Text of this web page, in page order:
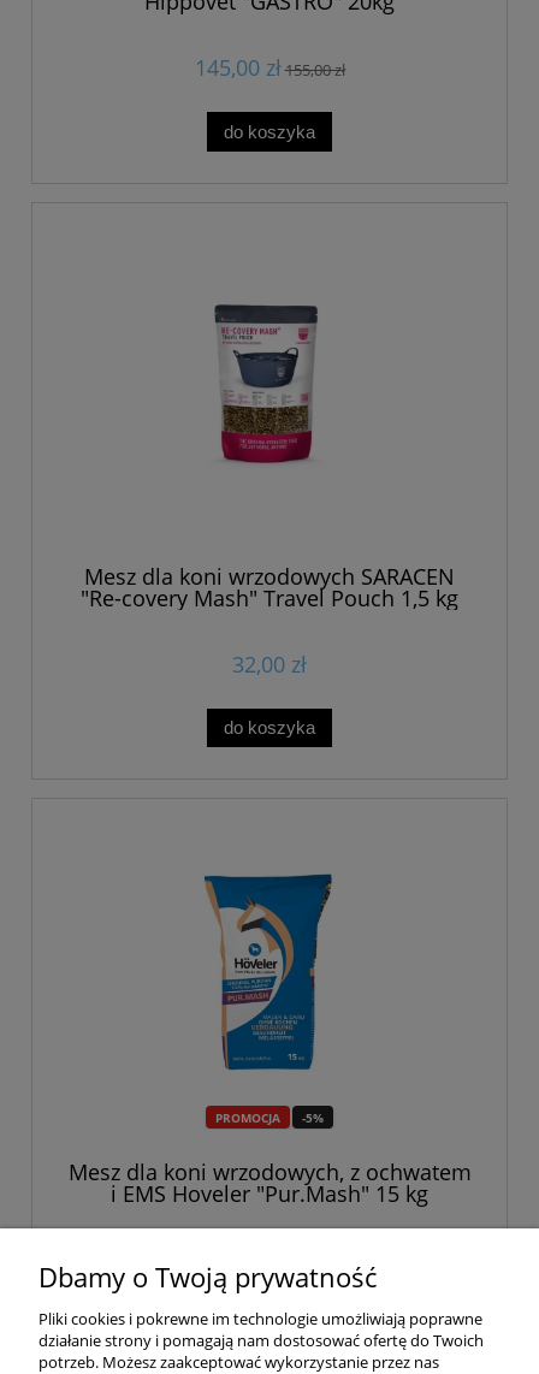
145,00 zł155,00 zł
do koszyka
Mesz dla koni wrzodowych SARACEN
"Re-covery Mash" Travel Pouch 1,5 kg
32,00 zł
do koszyka
PROMOCJA -5%
Mesz dla koni wrzodowych, z ochwatem
i EMS Hoveler "Pur.Mash" 15 kg
129,00 zł
do koszyka
Dbamy o Twoją prywatność
Pliki cookies i pokrewne im technologie umożliwiają poprawne
działanie strony i pomagają nam dostosować ofertę do Twoich
potrzeb. Możesz zaakceptować wykorzystanie przez nas